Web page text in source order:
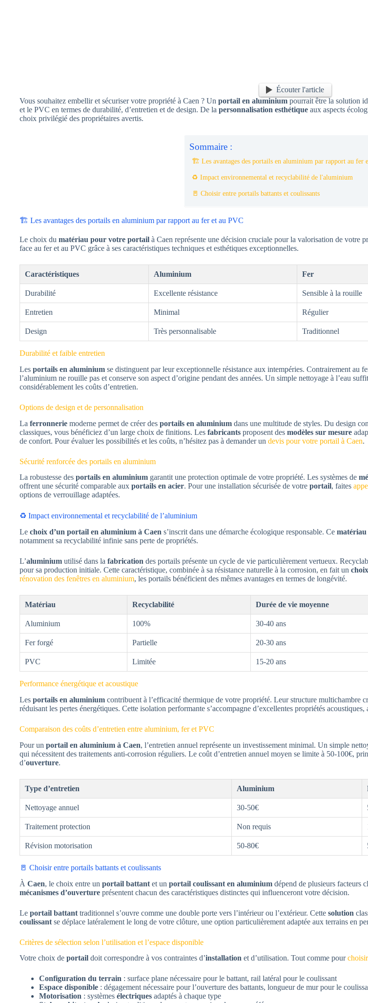
Écouter l'article
Vous souhaitez embellir et sécuriser votre propriété à Caen ? Un portail en aluminium pourrait être la solution
et le PVC en termes de durabilité, d’entretien et de design. De la personnalisation esthétique aux aspects
choix privilégié des propriétaires avertis.
Sommaire :
🏗️ Les avantages des portails en aluminium par rapport au fer
♻️ Impact environnemental et recyclabilité de l'aluminium
🚪 Choisir entre portails battants et coulissants
🏗️ Les avantages des portails en aluminium par rapport au fer et au PVC
Le choix du matériau pour votre portail à Caen représente une décision cruciale pour la valorisation de votre
face au fer et au PVC grâce à ses caractéristiques techniques et esthétiques exceptionnelles.
Caractéristiques Aluminium Fer
Durabilité Excellente résistance Sensible à la rouille
Entretien Minimal Régulier
Design Très personnalisable Traditionnel
Durabilité et faible entretien
Les portails en aluminium se distinguent par leur exceptionnelle résistance aux intempéries. Contrairement au
l’aluminium ne rouille pas et conserve son aspect d’origine pendant des années. Un simple nettoyage à l’eau
considérablement les coûts d’entretien.
Options de design et de personnalisation
La ferronnerie moderne permet de créer des portails en aluminium dans une multitude de styles. Du design
classiques, vous bénéficiez d’un large choix de finitions. Les fabricants proposent des modèles sur mesure
de confort. Pour évaluer les possibilités et les coûts, n’hésitez pas à demander un devis pour votre portail à Caen.
Sécurité renforcée des portails en aluminium
La robustesse des portails en aluminium garantit une protection optimale de votre propriété. Les systèmes de
offrent une sécurité comparable aux portails en acier. Pour une installation sécurisée de votre portail, faites
options de verrouillage adaptées.
♻️ Impact environnemental et recyclabilité de l’aluminium
Le choix d’un portail en aluminium à Caen s’inscrit dans une démarche écologique responsable. Ce matériau
notamment sa recyclabilité infinie sans perte de propriétés.
L’aluminium utilisé dans la fabrication des portails présente un cycle de vie particulièrement vertueux.
pour sa production initiale. Cette caractéristique, combinée à sa résistance naturelle à la corrosion, en fait un
rénovation des fenêtres en aluminium, les portails bénéficient des mêmes avantages en termes de longévité.
Matériau Recyclabilité Durée de vie moyenne
Aluminium 100% 30-40 ans
Fer forgé Partielle 20-30 ans
PVC Limitée 15-20 ans
Performance énergétique et acoustique
Les portails en aluminium contribuent à l’efficacité thermique de votre propriété. Leur structure multichambre
réduisant les pertes énergétiques. Cette isolation performante s’accompagne d’excellentes propriétés
Comparaison des coûts d’entretien entre aluminium, fer et PVC
Pour un portail en aluminium à Caen, l’entretien annuel représente un investissement minimal. Un simple
qui nécessitent des traitements anti-corrosion réguliers. Le coût d’entretien annuel moyen se limite à 50-100€,
d’ouverture.
Type d’entretien Aluminium
Nettoyage annuel 30-50€
Traitement protection Non requis
Révision motorisation 50-80€
🚪 Choisir entre portails battants et coulissants
À Caen, le choix entre un portail battant et un portail coulissant en aluminium dépend de plusieurs facteurs
mécanismes d’ouverture présentent chacun des caractéristiques distinctes qui influenceront votre décision.
Le portail battant traditionnel s’ouvre comme une double porte vers l’intérieur ou l’extérieur. Cette solution
coulissant se déplace latéralement le long de votre clôture, une option particulièrement adaptée aux terrains en
Critères de sélection selon l’utilisation et l’espace disponible
Votre choix de portail doit correspondre à vos contraintes d’installation et d’utilisation. Tout comme pour
Configuration du terrain : surface plane nécessaire pour le battant, rail latéral pour le coulissant
Espace disponible : dégagement nécessaire pour l’ouverture des battants, longueur de mur pour le
Motorisation : systèmes électriques adaptés à chaque type